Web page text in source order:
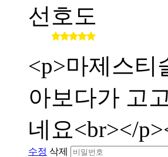
선호도
<p>마제스티
아보다가 고
네요<br></
수정 삭제